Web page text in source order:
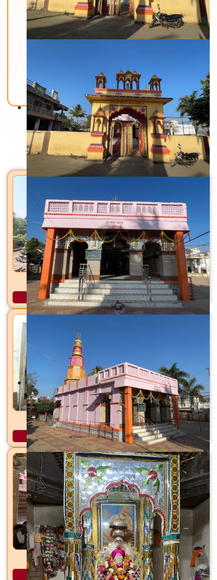
Back To Home
मंदिरे
विष्णू मंदिर सातगाव-भुसारी, तालुका चिखली, जि. बुलडाणा
अधिक माहिती
जगदंबा देवी मंदिर सव, ता. बुलडाणा, जि. बुलडाणा
अधिक माहिती
रेणुका देवी मंदिर चिखली, ता. चिखली. जि. बुलडाणा
अधिक माहिती